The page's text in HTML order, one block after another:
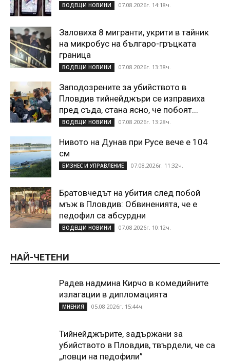
ВОДЕЩИ НОВИНИ 07.08.2026г. 14:18ч.
Заловиха 8 мигранти, укрити в тайник
на микробус на българо-гръцката
граница
ВОДЕЩИ НОВИНИ 07.08.2026г. 13:38ч.
Заподозрените за убийството в
Пловдив тийнейджъри се изправиха
пред съда, стана ясно, че побоят...
ВОДЕЩИ НОВИНИ 07.08.2026г. 13:28ч.
Нивото на Дунав при Русе вече е 104
см
БИЗНЕС И УПРАВЛЕНИЕ 07.08.2026г. 11:32ч.
Братовчедът на убития след побой
мъж в Пловдив: Обвиненията, че е
педофил са абсурдни
ВОДЕЩИ НОВИНИ 07.08.2026г. 10:12ч.
НАЙ-ЧЕТЕНИ
Радев надмина Кирчо в комедийните
излагации в дипломацията
МНЕНИЯ 05.08.2026г. 15:44ч.
Тийнейджърите, задържани за
убийството в Пловдив, твърдели, че са
„ловци на педофили”